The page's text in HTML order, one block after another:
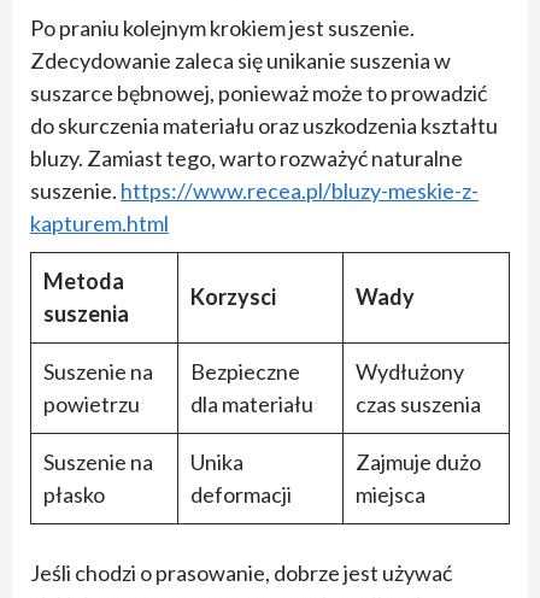
Po praniu kolejnym krokiem jest suszenie.
Zdecydowanie zaleca się unikanie suszenia w
suszarce bębnowej, ponieważ może to prowadzić
do skurczenia materiału oraz uszkodzenia kształtu
bluzy. Zamiast tego, warto rozważyć naturalne
suszenie. https://www.recea.pl/bluzy-meskie-z-
kapturem.html
Metoda
suszenia
Korzysci Wady
Suszenie na
powietrzu
Bezpieczne
dla materiału
Wydłużony
czas suszenia
Suszenie na
płasko
Unika
deformacji
Zajmuje dużo
miejsca
Jeśli chodzi o prasowanie, dobrze jest używać